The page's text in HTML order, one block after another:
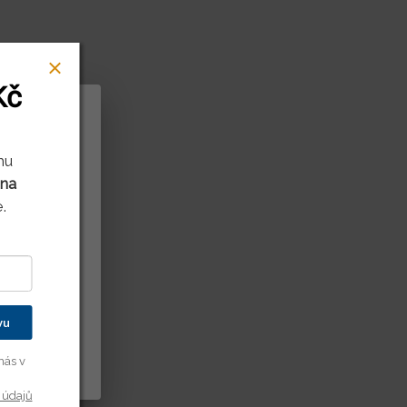
cookies
naše
děláte.
vašim
s
vašich
cookies
v